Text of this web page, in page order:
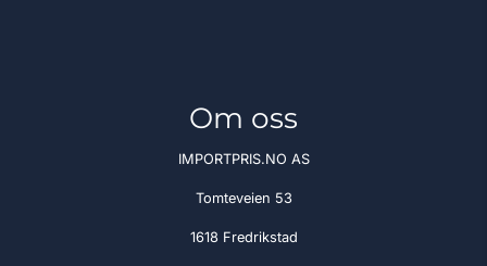
Om oss
IMPORTPRIS.NO AS
Tomteveien 53
1618 Fredrikstad